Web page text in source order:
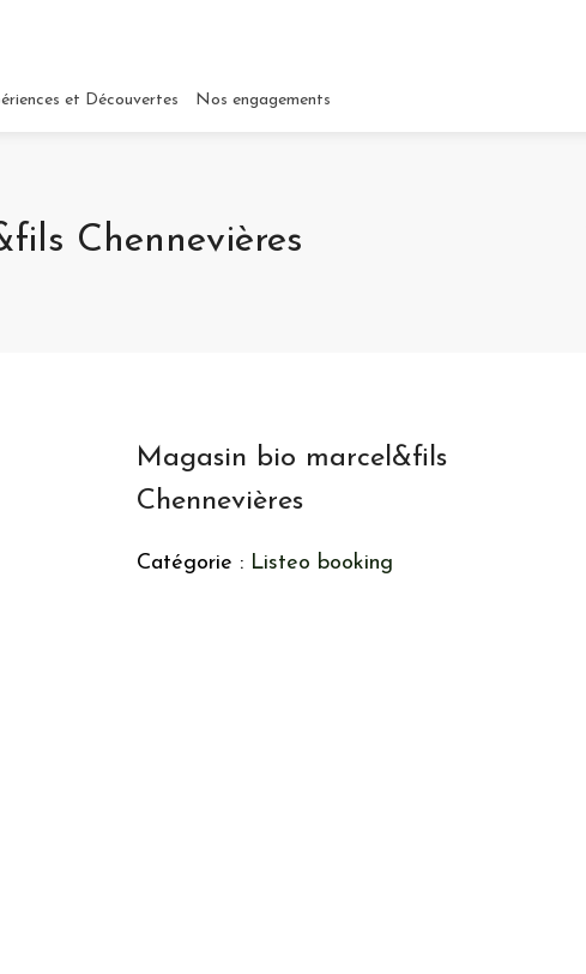
et Découvertes Nos engagements
Chennevières
Magasin bio marcel&fils
Chennevières
Catégorie : Listeo booking